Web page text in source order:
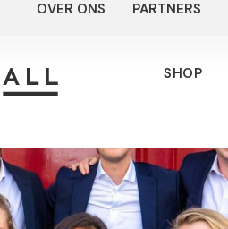
OVER ONS PARTNERS
SHOP